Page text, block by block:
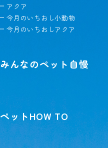
アクア
今月のいちおし小動物
今月のいちおしアクア
みんなのペット自慢
ペットHOW TO